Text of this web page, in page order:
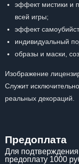
эффект мистики и
всей игры;
эффект
индивидуальный
образы и маски,
Изображение
Служит
реальных декораций.
Предоплата
Для
предоплату 1000